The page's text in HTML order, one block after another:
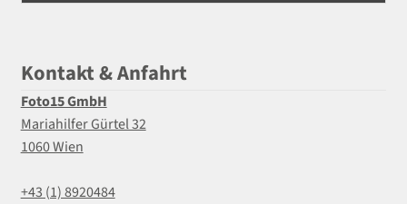
Kontakt & Anfahrt
Foto15 GmbH
Mariahilfer Gürtel 32
1060 Wien
+43 (1) 8920484